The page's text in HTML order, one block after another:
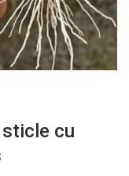
cu